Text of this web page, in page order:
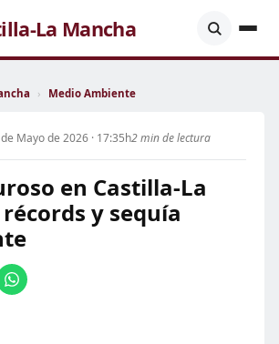
La Mancha
› Medio Ambiente
Mayo de 2026 · 17:35h2 min de lectura
en Castilla-La
y sequía